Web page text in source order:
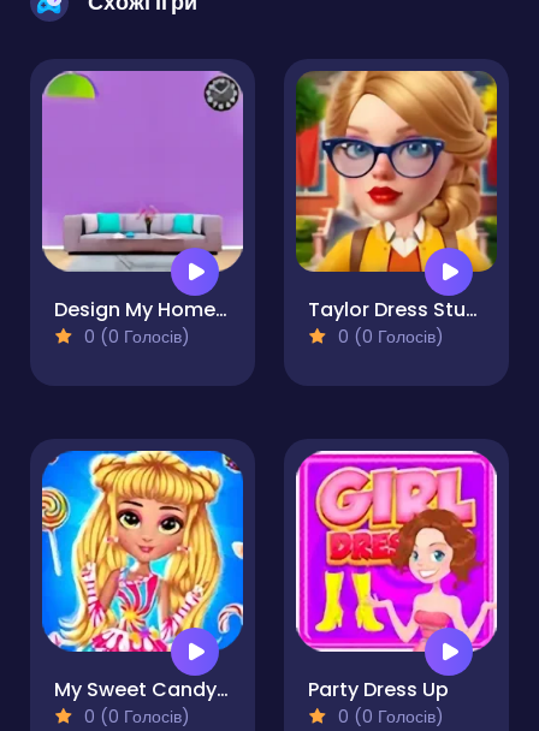
Design My Home Makeover
0 (0 Голосів)
Taylor Dress Studio Preppy & Wild West & Glam
0 (0 Голосів)
My Sweet Candy Outfits
0 (0 Голосів)
Party Dress Up
0 (0 Голосів)